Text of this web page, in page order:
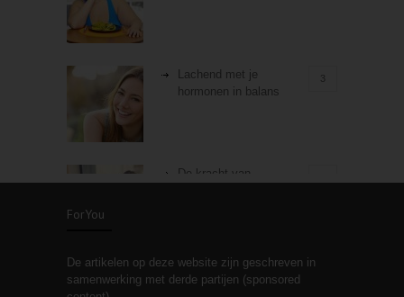
Lachend met je
hormonen in balans
3
De kracht van
Stiefouderschap en
relaties
ForYou
De artikelen op deze website zijn geschreven in
samenwerking met derde partijen (sponsored